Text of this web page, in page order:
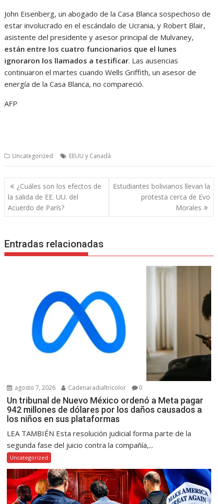
John Eisenberg, un abogado de la Casa Blanca sospechoso de
estar involucrado en el escándalo de Ucrania, y Robert Blair,
asistente del presidente y asesor principal de Mulvaney,
están entre los cuatro funcionarios que el lunes
ignoraron los llamados a testificar. Las ausencias
continuaron el martes cuando Wells Griffith, un asesor de
energía de la Casa Blanca, no compareció.
AFP
Uncategorized EEUU y Canadá
Navegación
de
entradas
¿Cuáles son los efectos de
la salida de EE. UU. del
Acuerdo de París?
Estudiantes bolivianos llevan la
protesta cerca de Evo
Morales
Entradas relacionadas
agosto 7, 2026 Cadenaradialtricolor 0
Un tribunal de Nuevo México ordenó a Meta pagar
942 millones de dólares por los daños causados a
los niños en sus plataformas
LEA TAMBIÉN Esta resolución judicial forma parte de la
segunda fase del juicio contra la compañía,...
Uncategorized